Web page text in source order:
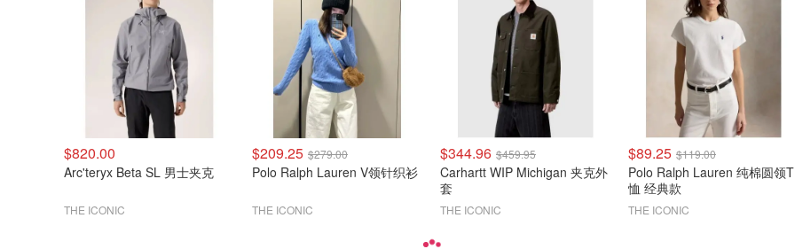
$820.00
Arc'teryx Beta SL 男士夹克
THE ICONIC
$209.25 $279.00
Polo Ralph Lauren V领针织衫
THE ICONIC
$344.96 $459.95
Carhartt WIP Michigan 夹克外
套
THE ICONIC
$89.25 $119.00
Polo Ralph Lauren 纯棉圆领T
恤 经典款
THE ICONIC